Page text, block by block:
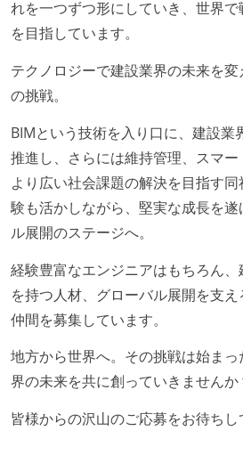
ロントエンド、バックエンド、
の境界を超えて、個人が必要な
いく姿勢が根付いている
ユーザーのニーズや課題を理解
ムのメンバーが、ユーザーイ
る
OS やエディタ、IDE といった
任で好きなものを使うことがで
企画を決定する場に、実装を担
参加している
タスクの見積もりは、実装を
となって行う
全体のスケジュール管理は、途
ながら、納期または盛り込む
で行う
成技術は、基本的に最新版より
れを一つずつ形にしていき、世界
を目指しています。
テクノロジーで建設業界の未来を変
の挑戦。
BIMという技術を入り口に、建設業
推進し、さらには維持管理、スマー
より広い社会課題の解決を目指す
験も活かしながら、堅実な成長を
ル展開のステージへ。
経験豊富なエンジニアはもちろん
を持つ人材、グローバル展開を支
仲間を募集しています。
地方から世界へ。その挑戦は始ま
界の未来を共に創っていきませんか
皆様からの沢山のご応募をお待ちし